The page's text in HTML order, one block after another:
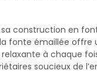
construction en
fonte émaillée
à chaque
soucieux de